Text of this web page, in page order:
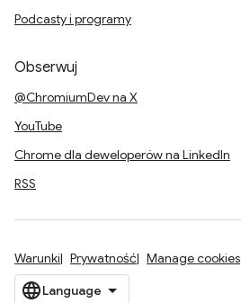
Podcasty i programy
Obserwuj
@ChromiumDev na X
YouTube
Chrome dla deweloperów na LinkedIn
RSS
Warunki Prywatność Manage cookies